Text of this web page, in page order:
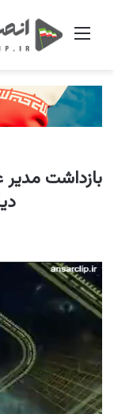
منو
بازداشت
نمایشگر
ویدیو